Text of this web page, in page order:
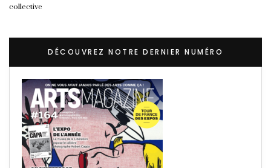
collective
DÉCOUVREZ NOTRE DERNIER NUMÉRO